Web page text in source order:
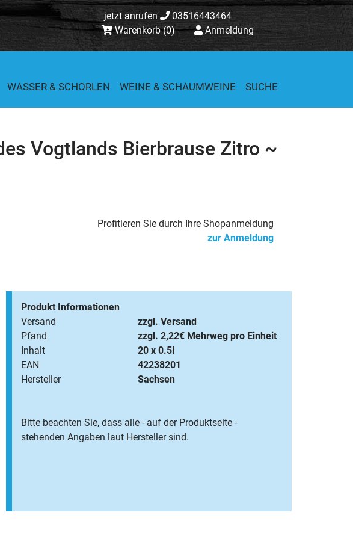
jetzt anrufen
03516443464
Warenkorb(0) Anmeldung
WASSER & SCHORLEN WEINE & SCHAUMWEINE SUCHE
Vogtlands Bierbrause Zitro ~
Profitieren Sie durch Ihre Shopanmeldung
zur Anmeldung
Produkt Informationen
Versand
zzgl. Versand
Pfand
zzgl. 2,22€ Mehrweg pro Einheit
Inhalt
20 x 0.5l
EAN
42238201
Hersteller
Sachsen
Bitte beachten Sie, dass alle - auf der Produktseite -
stehenden Angaben laut Hersteller sind.